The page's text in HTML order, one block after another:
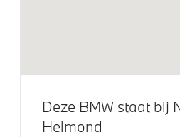
Deze BMW staat bij
Helmond